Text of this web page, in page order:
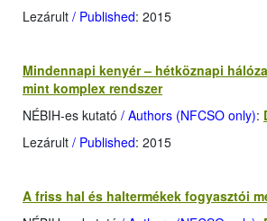
Lezárult / Published: 2015
Mindennapi kenyér – hétköznapi
mint komplex rendszer
NÉBIH-es kutató / Authors (NFCSO only):
Lezárult / Published: 2015
A friss hal és haltermékek fogyasztói